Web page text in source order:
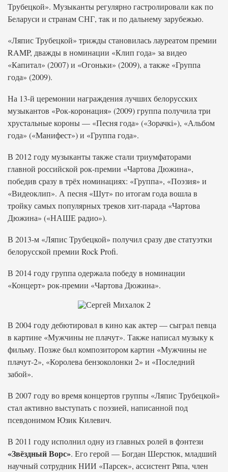
Трубецкой». Музыканты регулярно гастролировали как по
Беларуси и странам СНГ, так и по дальнему зарубежью.
«Ляпис Трубецкой» трижды становилась лауреатом премии
RAMP, дважды в номинации «Клип года» за видео
«Капитал» (2007) и «Огоньки» (2009), а также «Группа
года» (2009).
На 13-й церемонии награждения лучших белорусских
музыкантов «Рок-коронация» (2009) группа получила три
хрустальные короны — «Песня года» («Зорачкі»), «Альбом
года» («Манифест») и «Группа года».
В 2012 году музыканты также стали триумфаторами
главной российской рок-премии «Чартова Дюжина»,
победив сразу в трёх номинациях: «Группа», «Поэзия» и
«Видеоклип». А песня «Шут» по итогам года вошла в
тройку самых популярных треков хит-парада «Чартова
Дюжина» («НАШЕ радио»).
В 2013-м «Ляпис Трубецкой» получил сразу две статуэтки
белорусской премии Rock Profi.
В 2014 году группа одержала победу в номинации
«Концерт» рок-премии «Чартова Дюжина».
В 2004 году дебютировал в кино как актер — сыграл певца
в картине «Мужчины не плачут». Также написал музыку к
фильму. Позже был композитором картин «Мужчины не
плачут-2», «Королева бензоколонки 2» и «Последний
забой».
В 2007 году во время концертов группы «Ляпис Трубецкой»
стал активно выступать с поэзией, написанной под
псевдонимом Юзик Килевич.
В 2011 году исполнил одну из главных ролей в фэнтези
«Звёздный Ворс». Его герой — Богдан Шерстюк, младший
научный сотрудник НИИ «Парсек», ассистент Ряпа, член